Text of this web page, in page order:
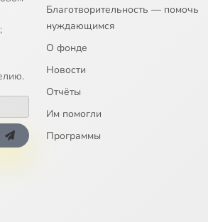
Благотворительность — помочь
нуждающимся
О фонде
Новости
Отчёты
Им помогли
Программы